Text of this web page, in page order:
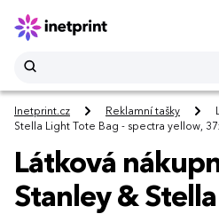
Inetprint.cz Reklamní tašky
Stella Light Tote Bag - spectra yellow,
Látková
Stanley &